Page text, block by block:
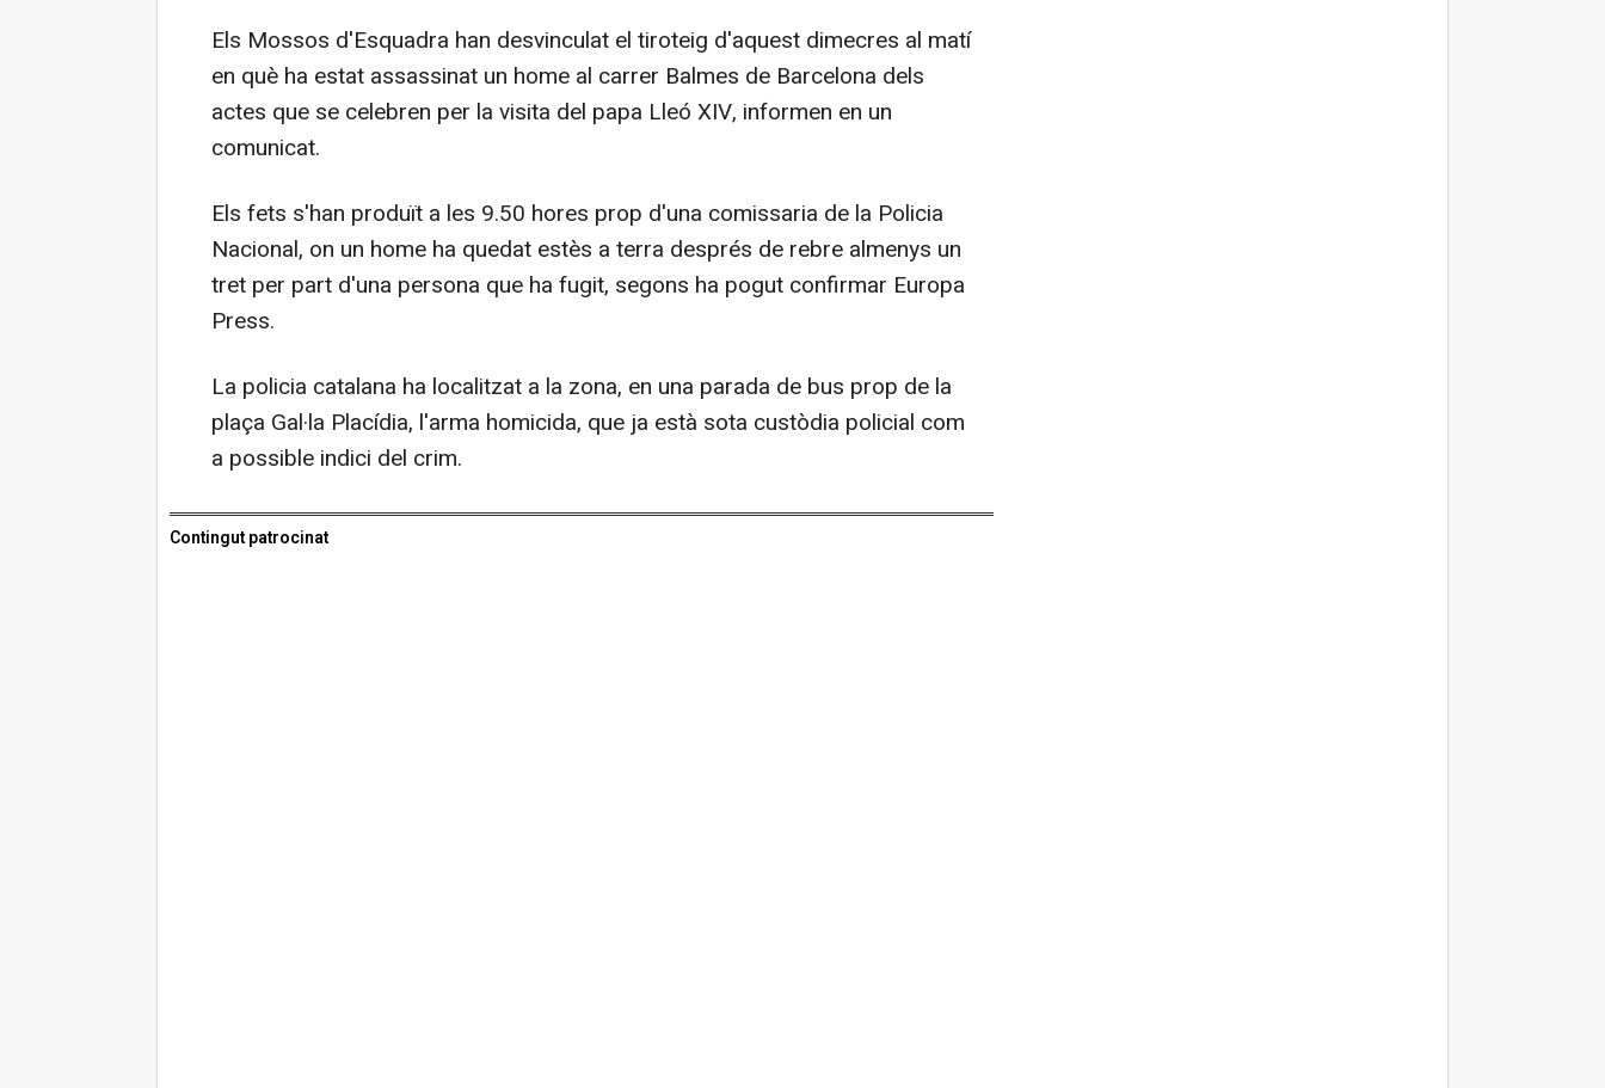
Els Mossos d'Esquadra han desvinculat el tiroteig d'aquest dimecres al matí
en què ha estat assassinat un home al carrer Balmes de Barcelona dels
actes que se celebren per la visita del papa Lleó XIV, informen en un
comunicat.
Els fets s'han produït a les 9.50 hores prop d'una comissaria de la Policia
Nacional, on un home ha quedat estès a terra després de rebre almenys un
tret per part d'una persona que ha fugit, segons ha pogut confirmar Europa
Press.
La policia catalana ha localitzat a la zona, en una parada de bus prop de la
plaça Gal·la Placídia, l'arma homicida, que ja està sota custòdia policial com
a possible indici del crim.
Contingut patrocinat